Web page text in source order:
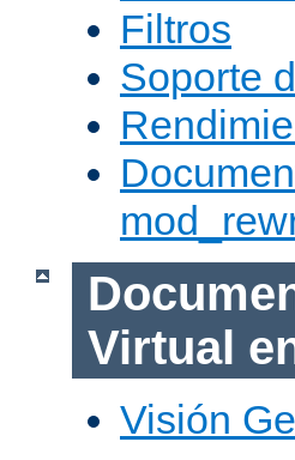
Filtros
Soporte
Virtual
Visión